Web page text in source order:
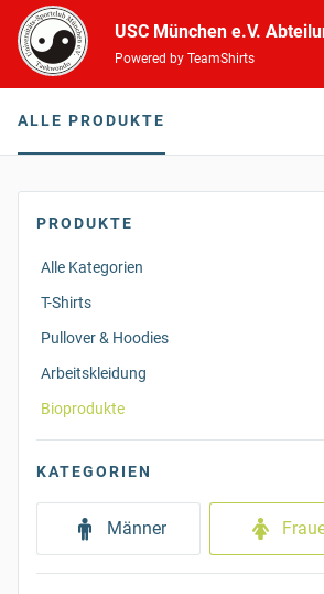
USC München e.V.
Powered by TeamShirts
ALLE PRODUKTE
PRODUKTE
Alle Kategorien
T-Shirts
Pullover & Hoodies
Arbeitskleidung
Bioprodukte
KATEGORIEN
Männer